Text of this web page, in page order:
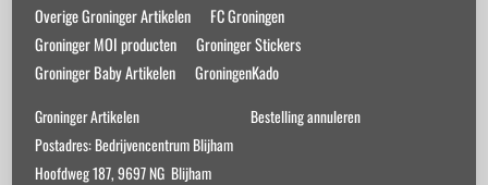
Overige Groninger Artikelen
FC Groningen
Groninger MOI producten
Groninger Stickers
Groninger Baby Artikelen
GroningenKado
Groninger Artikelen
Postadres: Bedrijvencentrum Blijham
Hoofdweg 187, 9697 NG Blijham
Bestelling annuleren